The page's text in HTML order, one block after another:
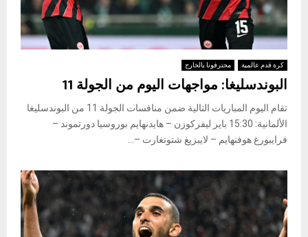
كرة قدم عالمية محترفونا بالخارج
البوندسليغا: مواجهات اليوم من الجولة 11
تقام اليوم المباريات التالية ضمن منافسات الجولة 11 من البوندسليغا
الألمانية: 15:30 باير ليفركوزن – هايدنهايم بوروسيا دورتموند –
فرايبورغ هوفنهايم – لايبزيغ شتوتغارت –...